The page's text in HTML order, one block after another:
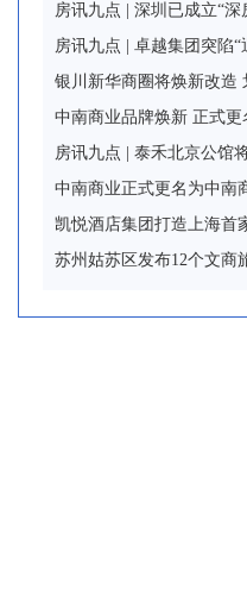
房讯九点 | 深圳已成立“深
房讯九点 | 卓越集团突陷“
银川新华商圈将焕新改造
中南商业品牌焕新 正式更
房讯九点 | 泰禾北京公馆
中南商业正式更名为中南
凯悦酒店集团打造上海首
苏州姑苏区发布12个文商